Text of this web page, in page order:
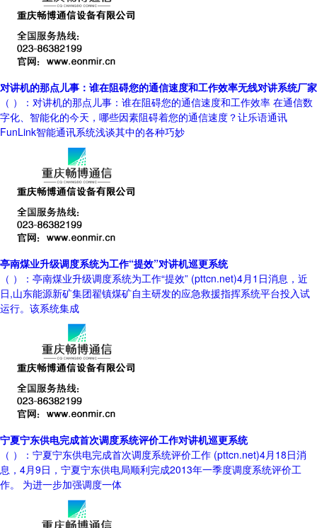
对讲机的那点儿事：谁在阻碍您的通信速度和工作效率无线对讲系统厂家
（ ）：对讲机的那点儿事：谁在阻碍您的通信速度和工作效率 在通信数
字化、智能化的今天，哪些因素阻碍着您的通信速度？让乐语通讯
FunLink智能通讯系统浅谈其中的各种巧妙
亭南煤业升级调度系统为工作“提效”对讲机巡更系统
（ ）：亭南煤业升级调度系统为工作“提效” (pttcn.net)4月1日消息，近
日,山东能源新矿集团翟镇煤矿自主研发的应急救援指挥系统平台投入试
运行。该系统集成
宁夏宁东供电完成首次调度系统评价工作对讲机巡更系统
（ ）：宁夏宁东供电完成首次调度系统评价工作 (pttcn.net)4月18日消
息，4月9日，宁夏宁东供电局顺利完成2013年一季度调度系统评价工
作。 为进一步加强调度一体